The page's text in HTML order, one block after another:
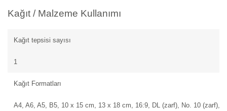
Kağıt / Malzeme Kullanımı
Kağıt tepsisi sayısı
1
Kağıt Formatları
A4, A6, A5, B5, 10 x 15 cm, 13 x 18 cm, 16:9, DL (zarf), No. 10 (zarf),